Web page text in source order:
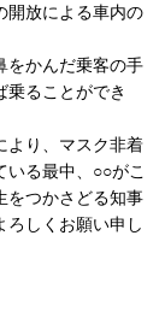
開放による車内の
をかんだ乗客の手
乗ることができ
より、マスク非着
る最中、○○がこ
をつかさどる知事
ろしくお願い申し